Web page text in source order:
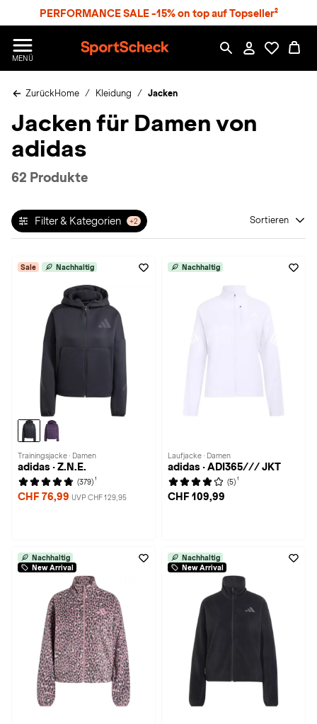
PERFORMANCE SALE -15% on top auf Topseller²
MENÜ
p
r
S
h
c
ZurückHome Kleidung Jacken
Jacken für Damen von
adidas
62 Produkte
Filter & Kategorien +2 Sortieren
Sale Nachhaltig
Trainingsjacke · Damen
adidas · Z.N.E.
(379) 1
CHF 76,99 UVP CHF 129,95
Nachhaltig
Laufjacke · Damen
adidas · ADI365/// JKT
(5) 1
CHF 109,99
Nachhaltig
New Arrival
Nachhaltig
New Arrival